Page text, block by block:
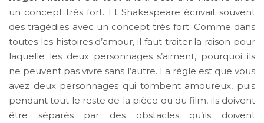
un concept très fort. Et Shakespeare écrivait souvent
des tragédies avec un concept très fort. Comme dans
toutes les histoires d’amour, il faut traiter la raison pour
laquelle les deux personnages s’aiment, pourquoi ils
ne peuvent pas vivre sans l’autre. La règle est que vous
avez deux personnages qui tombent amoureux, puis
pendant tout le reste de la pièce ou du film, ils doivent
être séparés par des obstacles qu’ils doivent